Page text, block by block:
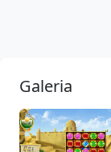
Galeria